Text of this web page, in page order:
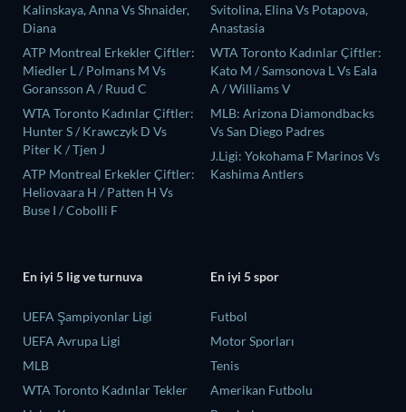
Kalinskaya, Anna Vs Shnaider,
Diana
ATP Montreal Erkekler Çiftler:
Miedler L / Polmans M Vs
Goransson A / Ruud C
WTA Toronto Kadınlar Çiftler:
Hunter S / Krawczyk D Vs
Piter K / Tjen J
ATP Montreal Erkekler Çiftler:
Heliovaara H / Patten H Vs
Buse I / Cobolli F
Svitolina, Elina Vs Potapova,
Anastasia
WTA Toronto Kadınlar Çiftler:
Kato M / Samsonova L Vs Eala
A / Williams V
MLB: Arizona Diamondbacks
Vs San Diego Padres
J.Ligi: Yokohama F Marinos Vs
Kashima Antlers
En iyi 5 lig ve turnuva
UEFA Şampiyonlar Ligi
UEFA Avrupa Ligi
MLB
WTA Toronto Kadınlar Tekler
En iyi 5 spor
Futbol
Motor Sporları
Tenis
Amerikan Futbolu